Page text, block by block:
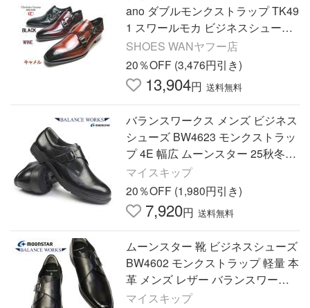
ano ダブルモンクストラップ TK49
1 スワールモカ ビジネスシューズ
メンズ 靴
SHOES WANヤフー店
20％OFF (3,476円引き)
13,904円 送料無料
バランスワークス メンズ ビジネス
シューズ BW4623 モンクストラッ
プ 4E 幅広 ムーンスター 25秋冬新
作
マイスキップ
20％OFF (1,980円引き)
7,920円 送料無料
ムーンスター 靴 ビジネスシューズ
BW4602 モンクストラップ 軽量 本
革 メンズ レザー バランスワーク
ス ベルト 抗菌 消臭
マイスキップ